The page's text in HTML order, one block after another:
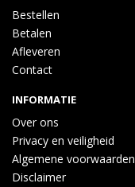
Bestellen
Betalen
Afleveren
Contact
INFORMATIE
Over ons
Privacy en veiligheid
Algemene voorwaarden
Disclaimer